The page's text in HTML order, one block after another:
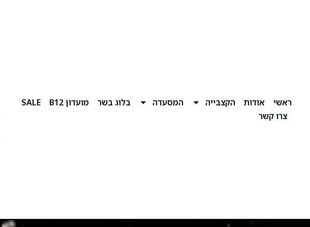
ראשי אודות הקצבייה המסעדה בלוג בשר מועדון B12
SALE
צרו קשר